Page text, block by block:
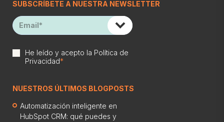
SUBSCRÍBETE A NUESTRA NEWSLETTER
He leído y acepto la Política de
Privacidad*
NUESTROS ÚLTIMOS BLOGPOSTS
Automatización inteligente en
HubSpot CRM: qué puedes y